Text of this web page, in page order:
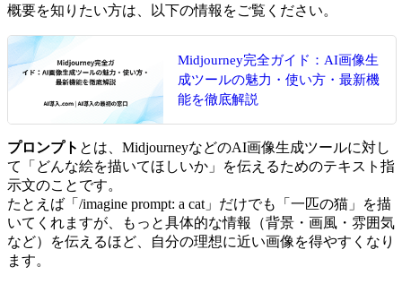
概要を知りたい方は、以下の情報をご覧ください。
Midjourney完全ガイド：AI画像生
成ツールの魅力・使い方・最新機
能を徹底解説
プロンプト とは、MidjourneyなどのAI画像生成ツールに対し
て「どんな絵を描いてほしいか」を伝えるためのテキスト指
示文のことです。
たとえば「/imagine prompt: a cat」だけでも「一匹の猫」を描
いてくれますが、もっと具体的な情報（背景・画風・雰囲気
など）を伝えるほど、自分の理想に近い画像を得やすくなり
ます。